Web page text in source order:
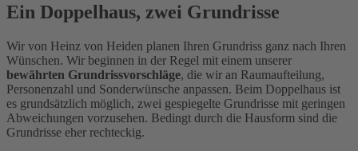
Ein Doppelhaus, zwei Grundrisse
Wir von Heinz von Heiden planen Ihren Grundriss ganz nach Ihren
Wünschen. Wir beginnen in der Regel mit einem unserer
bewährten Grundrissvorschläge, die wir an Raumaufteilung,
Personenzahl und Sonderwünsche anpassen. Beim Doppelhaus ist
es grundsätzlich möglich, zwei gespiegelte Grundrisse mit geringen
Abweichungen vorzusehen. Bedingt durch die Hausform sind die
Grundrisse eher rechteckig.